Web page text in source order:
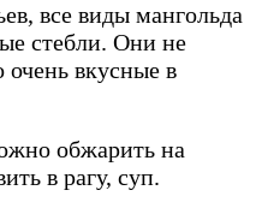
все виды мангольда
стебли. Они не
вкусные в
обжарить на
в рагу, суп.